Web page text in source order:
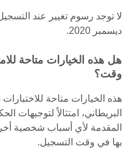
ديسمبر 2020.
هل هذه الخيارات متاحة
وقت؟
هذه الخيارات متاحة
البريطاني، امتثالاً لتوجيهات
المقدمة لأي أسباب شخصية
بها في وقت التسجيل.